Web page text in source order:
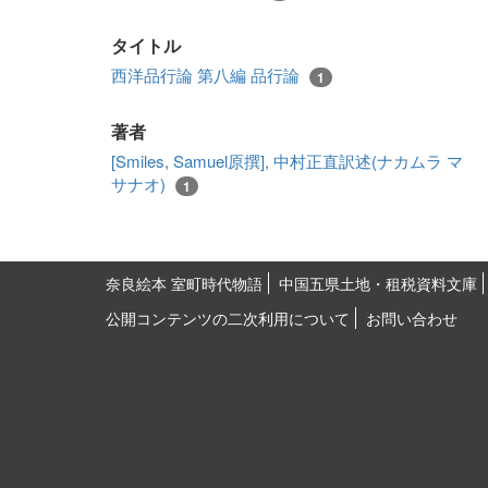
タイトル
西洋品行論 第八編 品行論 1
著者
[Smiles, Samuel原撰], 中村正直訳述(ナカムラ マ
サナオ)
1
奈良絵本 室町時代物語 中国五県土地・租税資料文庫
公開コンテンツの二次利用について
お問い合わせ